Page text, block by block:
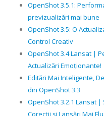
OpenShot 3.5.1:
previzualizări mai bune
OpenShot 3.5: O
Control Creativ
OpenShot 3.4 Lansat |
Actualizări Emoționante!
Editări Mai Inteligente,
din OpenShot 3.3
OpenShot 3.2.1 Lansat
Corecții și Lansări Mai